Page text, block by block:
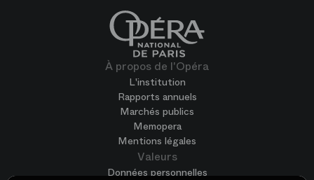
À propos de l'Opéra
L'institution
Rapports annuels
Marchés publics
Memopera
Mentions légales
Valeurs
Données personnelles